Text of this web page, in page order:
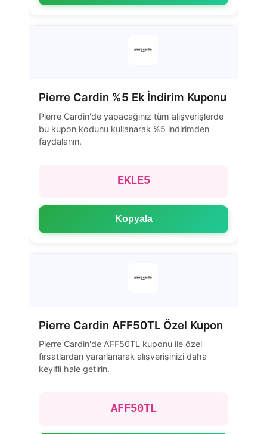
Pierre Cardin %5 Ek İndirim Kuponu
Pierre Cardin'de yapacağınız tüm alışverişlerde
bu kupon kodunu kullanarak %5 indirimden
faydalanın.
EKLE5
Kopyala
Pierre Cardin AFF50TL Özel Kupon
Pierre Cardin'de AFF50TL kuponu ile özel
fırsatlardan yararlanarak alışverişinizi daha
keyifli hale getirin.
AFF50TL